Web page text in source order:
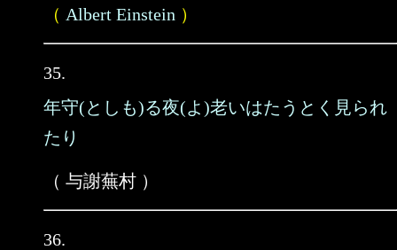
（ Albert Einstein ）
35.
年守(としも)る夜(よ)老いはたうとく見られ
たり
（ 与謝蕪村 ）
36.